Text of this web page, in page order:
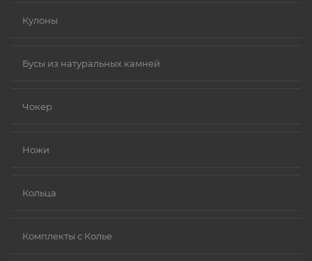
Кулоны
Бусы из натуральных камней
Чокер
Ножи
Кольца
Комплекты с Колье